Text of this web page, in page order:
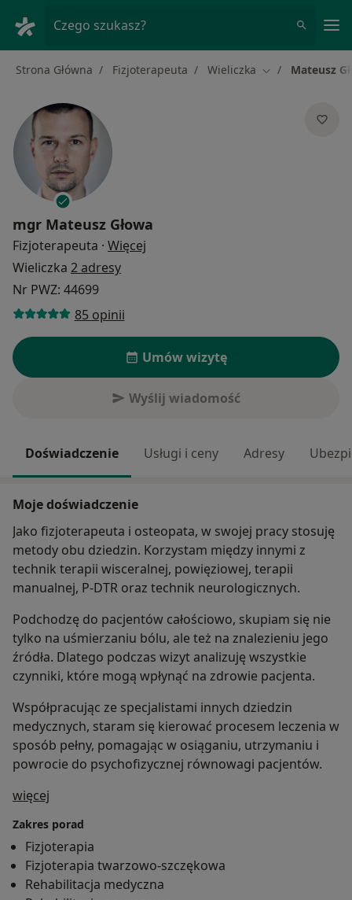
Czego szukasz?
Strona Główna Fizjoterapeuta Wieliczka Zmień miasto
Mateusz
mgr Mateusz Głowa
Fizjoterapeuta · Więcej
Wieliczka 2 adresy
Nr PWZ: 44699
85 opinii
Umów wizytę
Wyślij wiadomość
Doświadczenie Usługi i ceny Adresy
Moje doświadczenie
Jako fizjoterapeuta i osteopata, w swojej pracy stosuję
metody obu dziedzin. Korzystam między innymi z
technik terapii wisceralnej, powięziowej, terapii
manualnej, P-DTR oraz technik neurologicznych.
Podchodzę do pacjentów całościowo, skupiam się nie
tylko na uśmierzaniu bólu, ale też na znalezieniu jego
źródła. Dlatego podczas wizyt analizuję wszystkie
czynniki, które mogą wpłynąć na zdrowie pacjenta.
Współpracując ze specjalistami innych dziedzin
medycznych, staram się kierować procesem leczenia w
sposób pełny, pomagając w osiąganiu, utrzymaniu i
powrocie do psychofizycznej równowagi pacjentów.
więcej
Zakres porad
Fizjoterapia
Fizjoterapia twarzowo-szczękowa
Rehabilitacja medyczna